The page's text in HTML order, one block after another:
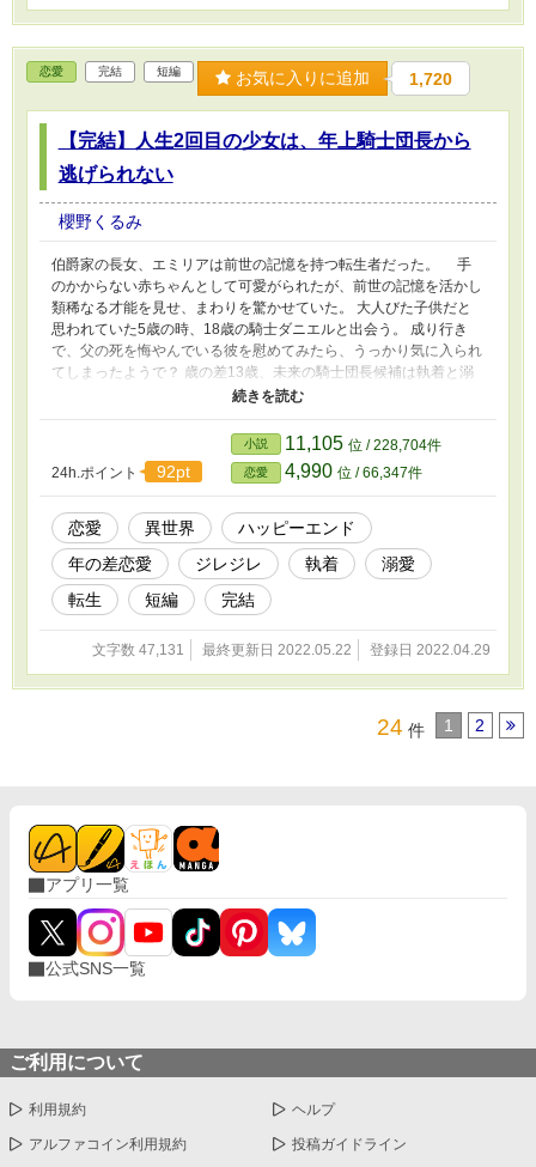
恋愛 完結 短編 お気に入りに追加 1,720
【完結】人生2回目の少女は、年上騎士団長から
逃げられない
櫻野くるみ
伯爵家の長女、エミリアは前世の記憶を持つ転生者だった。 手
のかからない赤ちゃんとして可愛がられたが、前世の記憶を活かし
類稀なる才能を見せ、まわりを驚かせていた。 大人びた子供だと
思われていた5歳の時、18歳の騎士ダニエルと出会う。 成り行き
で、父の死を悔やんでいる彼を慰めてみたら、うっかり気に入られ
てしまったようで？ 歳の差13歳、未来の騎士団長候補は執着と溺
愛が凄かった！ 出世するたびにアプローチを繰り返す一途なダニ
エルと、年齢差を理由に断り続けながらも離れられないエミリア。
騎士団副団長になり、団長までもう少しのところで訪れる愛の試
練。乗り越えたダニエルは、いよいよエミリアと結ばれる？ 5歳で
出会ってからエミリアが年頃になり、逃げられないまま騎士団長の
お嫁さんになるお話。 ハッピーエンドです。 完結しています。 小
説家になろう様にも投稿していて、そちらでは少し修正していま
す。
24h.ポイント 92pt
小説 11,105 位 / 228,704件
恋愛 4,990 位 / 66,347件
恋愛 異世界
ハッピーエンド
年の差恋愛
ジレジレ 執着
溺愛
転生
短編 完結
文字数 47,131 最終更新日 2022.05.22 登録日 2022.04.29
24 件 1 2
アプリ一覧
公式SNS一覧
ご利用について
利用規約 ヘルプ
アルファコイン利用規約 投稿ガイドライン